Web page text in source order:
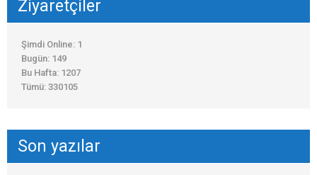
Ziyaretçiler
Şimdi Online: 1
Bugün: 149
Bu Hafta: 1207
Tümü: 330105
Son yazılar